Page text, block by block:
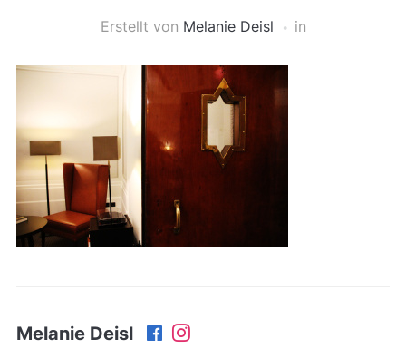
Erstellt von Melanie Deisl in
Melanie Deisl